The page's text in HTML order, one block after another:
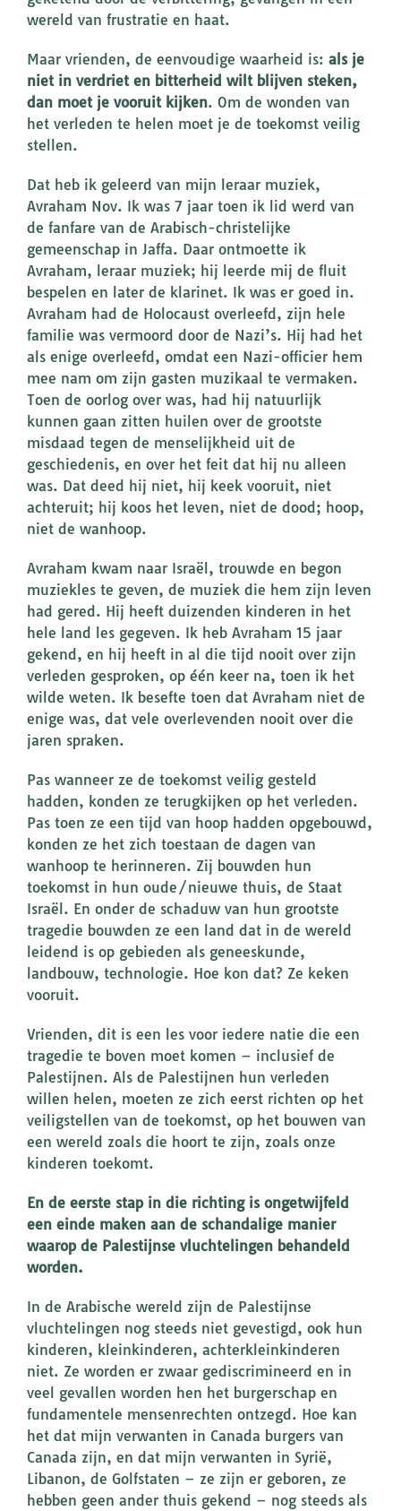
wereld van frustratie en haat.
Maar vrienden, de eenvoudige waarheid is: als je
niet in verdriet en bitterheid wilt blijven steken,
dan moet je vooruit kijken. Om de wonden van
het verleden te helen moet je de toekomst veilig
stellen.
Dat heb ik geleerd van mijn leraar muziek,
Avraham Nov. Ik was 7 jaar toen ik lid werd van
de fanfare van de Arabisch-christelijke
gemeenschap in Jaffa. Daar ontmoette ik
Avraham, leraar muziek; hij leerde mij de fluit
bespelen en later de klarinet. Ik was er goed in.
Avraham had de Holocaust overleefd, zijn hele
familie was vermoord door de Nazi’s. Hij had het
als enige overleefd, omdat een Nazi-officier hem
mee nam om zijn gasten muzikaal te vermaken.
Toen de oorlog over was, had hij natuurlijk
kunnen gaan zitten huilen over de grootste
misdaad tegen de menselijkheid uit de
geschiedenis, en over het feit dat hij nu alleen
was. Dat deed hij niet, hij keek vooruit, niet
achteruit; hij koos het leven, niet de dood; hoop,
niet de wanhoop.
Avraham kwam naar Israël, trouwde en begon
muziekles te geven, de muziek die hem zijn leven
had gered. Hij heeft duizenden kinderen in het
hele land les gegeven. Ik heb Avraham 15 jaar
gekend, en hij heeft in al die tijd nooit over zijn
verleden gesproken, op één keer na, toen ik het
wilde weten. Ik besefte toen dat Avraham niet de
enige was, dat vele overlevenden nooit over die
jaren spraken.
Pas wanneer ze de toekomst veilig gesteld
hadden, konden ze terugkijken op het verleden.
Pas toen ze een tijd van hoop hadden opgebouwd,
konden ze het zich toestaan de dagen van
wanhoop te herinneren. Zij bouwden hun
toekomst in hun oude/nieuwe thuis, de Staat
Israël. En onder de schaduw van hun grootste
tragedie bouwden ze een land dat in de wereld
leidend is op gebieden als geneeskunde,
landbouw, technologie. Hoe kon dat? Ze keken
vooruit.
Vrienden, dit is een les voor iedere natie die een
tragedie te boven moet komen – inclusief de
Palestijnen. Als de Palestijnen hun verleden
willen helen, moeten ze zich eerst richten op het
veiligstellen van de toekomst, op het bouwen van
een wereld zoals die hoort te zijn, zoals onze
kinderen toekomt.
En de eerste stap in die richting is ongetwijfeld
een einde maken aan de schandalige manier
waarop de Palestijnse vluchtelingen behandeld
worden.
In de Arabische wereld zijn de Palestijnse
vluchtelingen nog steeds niet gevestigd, ook hun
kinderen, kleinkinderen, achterkleinkinderen
niet. Ze worden er zwaar gediscrimineerd en in
veel gevallen worden hen het burgerschap en
fundamentele mensenrechten ontzegd. Hoe kan
het dat mijn verwanten in Canada burgers van
Canada zijn, en dat mijn verwanten in Syrië,
Libanon, de Golfstaten – ze zijn er geboren, ze
hebben geen ander thuis gekend – nog steeds als